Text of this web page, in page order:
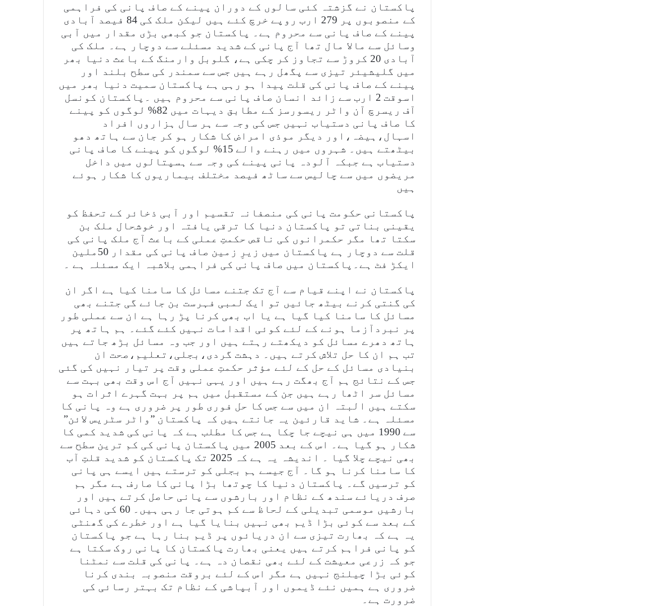
پاکستان نے گزشتہ کئی سالوں کے دوران پینے کے صاف پانی کی فراہمی
کے منصوبوں پر 279 ارب روپے خرچ کئے ہیں لیکن ملک کی 84 فیصد آبادی
پینے کے صاف پانی سے محروم ہے۔ پاکستان جو کبھی بڑی مقدار میں آبی
وسائل سے مالا مال تھا آج پانی کے شدید مسئلے سے دوچار ہے۔ ملک کی
آبادی 20 کروڑ سے تجاوز کر چکی ہے، گلوبل وارمنگ کے باعث دنیا بھر
میں گلیشیئر تیزی سے پگھل رہے ہیں جس سے سمندر کی سطح بلند اور
پینے کے صاف پانی کی قلت پیدا ہو رہی ہے پاکستان سمیت دنیا بھر میں
اسوقت 2 ارب سے زائد انسان صاف پانی سے محروم ہیں ۔پاکستان کونسل
آف ریسرچ آن واٹر ریسورسز کے مطابق دیہات میں 82% لوگوں کو پینے
کا صاف پانی دستیاب نہیں جس کی وجہ سے ہر سال ہزاروں افراد
اسہال،ہیضہ،اور دیگر موذی امراض کا شکار ہو کر جان سے ہاتھ دھو
بیٹھتے ہیں۔ شہروں میں رہنے والے 15% لوگوں کو پینے کا صاف پانی
دستیاب ہے جبکہ آلودہ پانی پینے کی وجہ سے ہسپتالوں میں داخل
مریضوں میں سے چالیس سے ساٹھ فیصد مختلف بیماریوں کا شکار ہوئے
ہیں
پاکستانی حکومت پانی کی منصفانہ تقسیم اور آبی ذخائر کے تحفظ کو
یقینی بناتی تو پاکستان دنیا کا ترقی یافتہ اور خوشحال ملک بن
سکتا تھا مگر حکمرانوں کی ناقص حکمتِ عملی کے باعث آج ملک پانی کی
قلت سے دوچار ہے پاکستان میں زیرِ زمین صاف پانی کی مقدار 50ملین
ایکڑ فٹ ہے۔پاکستان میں صاف پانی کی فراہمی بلاشبہ ایک مسئلہ ہے ۔
پاکستان نے اپنے قیام سے آج تک جتنے مسائل کا سامنا کیا ہے اگر ان
کی گنتی کرنے بیٹھ جائیں تو ایک لمبی فہرست بن جائے گی جتنے بھی
مسائل کا سامنا کیا گیا ہے یا اب بھی کرنا پڑ رہا ہے ان سے عملی طور
پر نبردآزما ہونے کے لئے کوئی اقدامات نہیں کئے گئے۔ ہم ہاتھ پر
ہاتھ دھرے مسائل کو دیکھتے رہتے ہیں اور جب وہ مسائل بڑھ جاتے ہیں
تب ہم ان کا حل تلاش کرتے ہیں۔ دہشت گردی،بجلی،تعلیم،صحت ان
بنیادی مسائل کے حل کے لئے مؤثر حکمتِ عملی وقت پر تیار نہیں کی گئی
جس کے نتائج ہم آج بھگت رہے ہیں اور یہی نہیں آج اس وقت بھی بہت سے
مسائل سر اٹھا رہے ہیں جن کے مستقبل میں ہم پر بہت گہرے اثرات ہو
سکتے ہیں البتہ ان میں سے جس کا حل فوری طور پر ضروری ہے وہ پانی کا
مسئلہ ہے۔ شاید قارئین یہ جانتے ہیں کہ پاکستان ”واٹر سٹریس لائن”
سے 1990 میں ہی نیچے جا چکا ہے جس کا مطلب ہے کہ پانی کی شدید کمی کا
شکار ہو گیا ہے۔ اس کے بعد 2005 میں پاکستان پانی کی کم ترین سطح سے
بھی نیچے چلا گیا ۔ اندیشہ یہ ہے کہ 2025 تک پاکستان کو شدید قلتِ آب
کا سامنا کرنا ہو گا۔ آج جیسے ہم بجلی کو ترستے ہیں ایسے ہی پانی
کو ترسیں گے۔ پاکستان دنیا کا چوتھا بڑا پانی کا صارف ہے مگر ہم
صرف دریائے سندھ کے نظام اور بارشوں سے پانی حاصل کرتے ہیں اور
بارشیں موسمی تبدیلی کے لحاظ سے کم ہوتی جا رہی ہیں۔ 60 کی دہائی
کے بعد سے کوئی بڑا ڈیم بھی نہیں بنایا گیا ہے اور خطرے کی گھنٹی
یہ ہے کہ بھارت تیزی سے ان دریائوں پر ڈیم بنا رہا ہے جو پاکستان
کو پانی فراہم کرتے ہیں یعنی بھارت پاکستان کا پانی روک سکتا ہے
جو کہ زرعی معیشت کے لئے بھی نقصان دہ ہے۔ پانی کی قلت سے نمٹنا
کوئی بڑا چیلنج نہیں ہے مگر اس کے لئے بروقت منصوبہ بندی کرنا
ضروری ہے ہمیں نئے ڈیموں اور آبپاشی کے نظام تک بہتر رسائی کی
ضرورت ہے۔